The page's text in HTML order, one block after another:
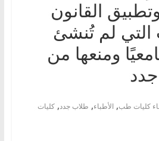
القانون
التي لم تُنشئ
ومنعها من
كليات طب, الأطباء, طلاب جدد, كليات